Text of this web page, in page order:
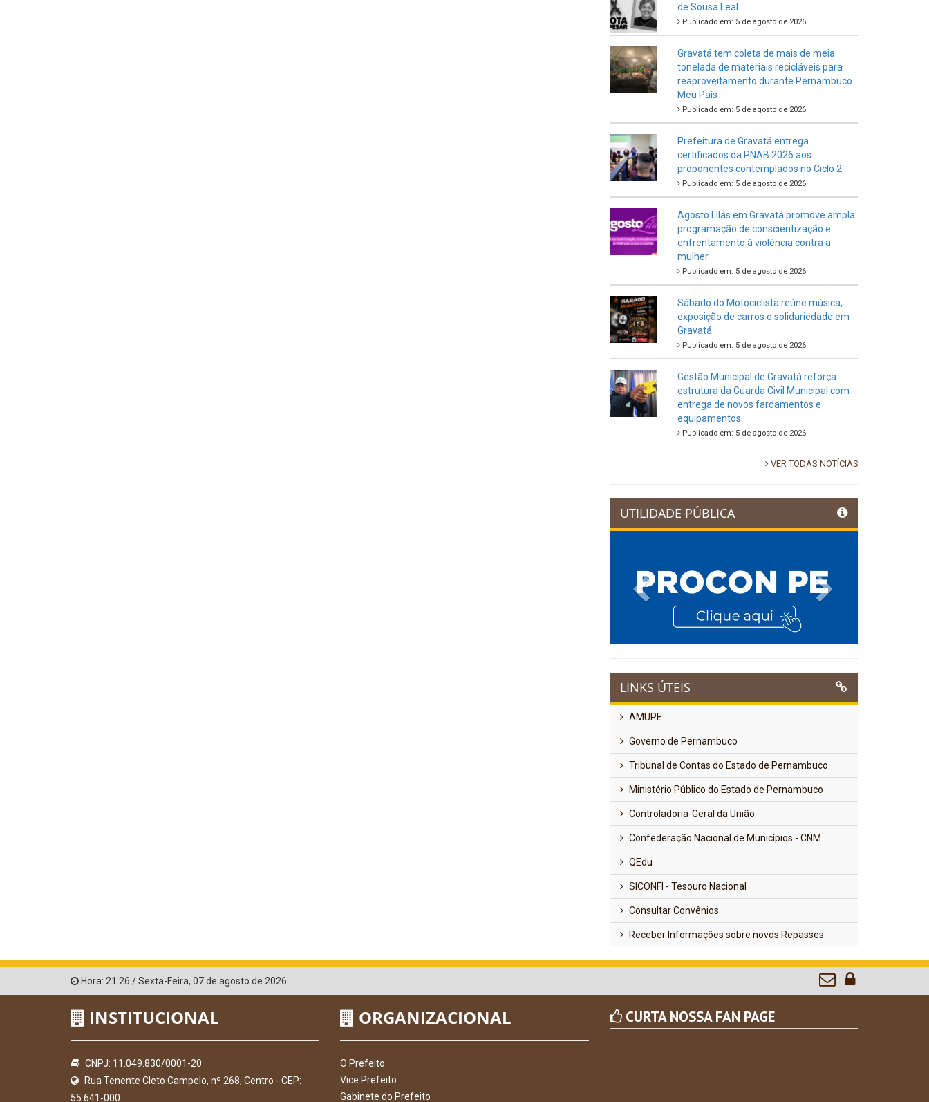
de Sousa Leal
Publicado em: 5 de agosto de 2026
Gravatá tem coleta de mais de meia
tonelada de materiais recicláveis para
reaproveitamento durante Pernambuco
Meu País
Publicado em: 5 de agosto de 2026
Prefeitura de Gravatá entrega
certificados da PNAB 2026 aos
proponentes contemplados no Ciclo 2
Publicado em: 5 de agosto de 2026
Agosto Lilás em Gravatá promove ampla
programação de conscientização e
enfrentamento à violência contra a
mulher
Publicado em: 5 de agosto de 2026
Sábado do Motociclista reúne música,
exposição de carros e solidariedade em
Gravatá
Publicado em: 5 de agosto de 2026
Gestão Municipal de Gravatá reforça
estrutura da Guarda Civil Municipal com
entrega de novos fardamentos e
equipamentos
Publicado em: 5 de agosto de 2026
VER TODAS NOTÍCIAS
UTILIDADE PÚBLICA
Previous
LINKS ÚTEIS
AMUPE
Governo de Pernambuco
Tribunal de Contas do Estado de Pernambuco
Ministério Público do Estado de Pernambuco
Controladoria-Geral da União
Confederação Nacional de Municípios - CNM
QEdu
SICONFI - Tesouro Nacional
Consultar Convênios
Receber Informações sobre novos Repasses
Hora: 21:26 /Sexta-Feira, 07 de agosto de 2026
INSTITUCIONAL
CNPJ: 11.049.830/0001-20
Rua Tenente Cleto Campelo, nº 268, Centro - CEP:
55.641-000
ORGANIZACIONAL
O Prefeito
Vice Prefeito
Gabinete do Prefeito
CURTA NOSSA FAN PAGE